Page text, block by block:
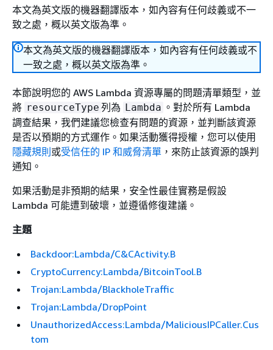
本文為英文版的機器翻譯版本，如內容有任何歧義或不一
致之處，概以英文版為準。
本文為英文版的機器翻譯版本，如內容有任何歧義或不
一致之處，概以英文版為準。
本節說明您的 AWS Lambda 資源專屬的問題清單類型，並
將 resourceType 列為 Lambda 。對於所有 Lambda
調查結果，我們建議您檢查有問題的資源，並判斷該資源
是否以預期的方式運作。如果活動獲得授權，您可以使用
隱藏規則 或受信任的 IP 和威脅清單 ，來防止該資源的誤判
通知。
如果活動是非預期的結果，安全性最佳實務是假設
Lambda 可能遭到破壞，並遵循修復建議。
主題
Backdoor:Lambda/C&CActivity.B
CryptoCurrency:Lambda/BitcoinTool.B
Trojan:Lambda/BlackholeTraffic
Trojan:Lambda/DropPoint
UnauthorizedAccess:Lambda/MaliciousIPCaller.Cus
tom